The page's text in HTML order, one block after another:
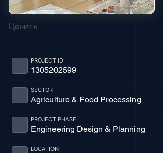
Ценить
1305202599
PROJECT ID
Agriculture & Food Processing
SECTOR
Engineering Design & Planning
PROJECT PHASE
LOCATION